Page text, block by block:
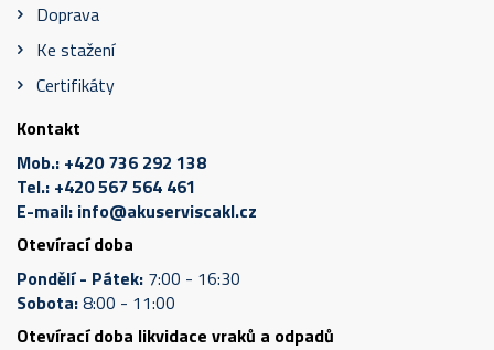
Doprava
Ke stažení
Certifikáty
Kontakt
Mob.: +420 736 292 138
Tel.: +420 567 564 461
E-mail: info@akuserviscakl.cz
Otevírací doba
Pondělí - Pátek: 7:00 - 16:30
Sobota:8:00 - 11:00
Otevírací doba likvidace vraků a odpadů